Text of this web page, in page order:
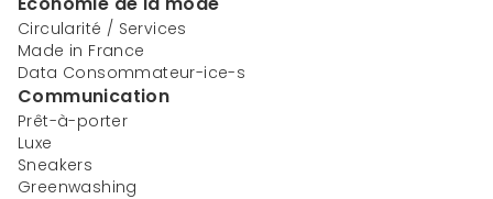
Circularité / Services
Made in France
Data Consommateur-ice-s
Communication
Prêt-à-porter
Luxe
Sneakers
Greenwashing